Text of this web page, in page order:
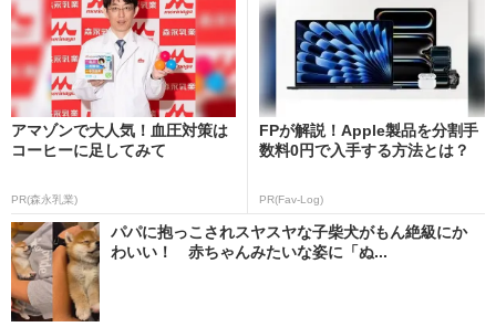
アマゾンで大人気！血圧対策は
コーヒーに足してみて
PR(森永乳業)
FPが解説！Apple製品を分割手
数料0円で入手する方法とは？
PR(Fav-Log)
パパに抱っこされスヤスヤな子柴犬がもん絶級にか
わいい！ 赤ちゃんみたいな姿に「ぬ...